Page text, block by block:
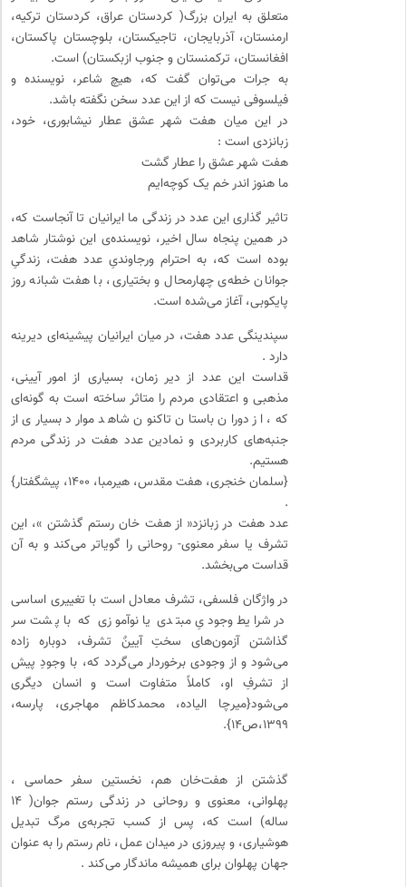
متعلق به ایران بزرگ( کردستان عراق، کردستان ترکیه،
ارمنستان، آذربایجان، تاجیکستان، بلوچستان پاکستان،
افغانستان، ترکمنستان و جنوب ازبکستان) است.
به جرات می‌توان گفت که، هیچ شاعر، نویسنده و
فیلسوفی نیست که از این عدد سخن نگفته باشد.
در این میان هفت شهر عشق عطار نیشابوری، خود،
زبانزدی است :
هفت شهر عشق را عطار گشت
ما هنوز اندر خم یک کوچه‌ایم
تاثیر گذاری این عدد در زندگی ما ایرانیان تا آنجاست که،
در همین پنجاه سال اخیر، نویسنده‌ی این نوشتار شاهد
بوده است که، به احترام ورجاوندیِ عدد هفت، زندگیِ
جوانان خطه‌ی چهارمحال و بختیاری، با هفت شبانه روز
پایکوبی، آغاز می‌شده است.
سپندینگی عدد هفت، در میان ایرانیان پیشینه‌ای دیرینه
دارد .
قداست این عدد از دیر زمان، بسیاری از امور آیینی،
مذهبی و اعتقادی مردم را متاثر ساخته است به گونه‌ای
که، از دوران باستان تاکنون شاهد موارد بسیاری از
جنبه‌های کاربردی و نمادین عدد هفت در زندگی مردم
هستیم.
{سلمان خنجری، هفت مقدس، هیرمبا، ۱۴۰۰، پیشگفتار}
.
عدد هفت در زبانزد« از هفت خان رستم گذشتن »، این
تشرف یا سفر معنوی- روحانی را گویاتر می‌کند و به آن
قداست می‌بخشد.
در واژگان فلسفی، تشرف معادل است با تغییری اساسی
در شرایط وجودیِ مبتدی یا نوآموزی که با پشت سر
گذاشتن آزمون‌های سختِ آیینٌ تشرف، دوباره زاده
می‌شود و از وجودی برخوردار می‌گردد که، با وجودِ پیش
از تشرفِ او، کاملاً متفاوت است و انسان دیگری
می‌شود{میرچا الیاده، محمدکاظم مهاجری، پارسه،
۱۳۹۹،ص۱۴}.
گذشتن از هفت‌خان هم، نخستین سفر حماسی ،
پهلوانی، معنوی و روحانی در زندگی رستم جوان( ۱۴
ساله) است که، پس از کسب تجربه‌ی مرگ تبدیل
هوشیاری، و پیروزی در میدان عمل، نام رستم را به عنوان
جهان پهلوان برای همیشه ماندگار می‌کند .